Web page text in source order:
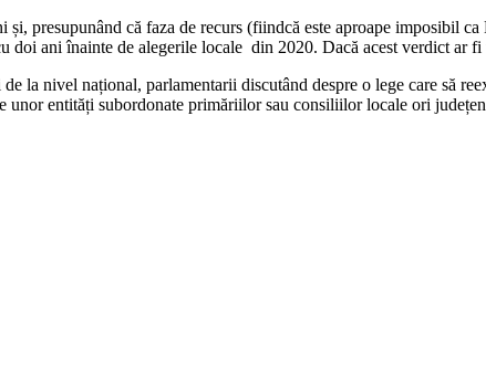
presupunând că faza de recurs (fiindcă este aproape imposibil
doi ani înainte de alegerile locale din 2020. Dacă acest verdict
la nivel național, parlamentarii discutând despre o lege care să
unor entități subordonate primăriilor sau consiliilor locale ori